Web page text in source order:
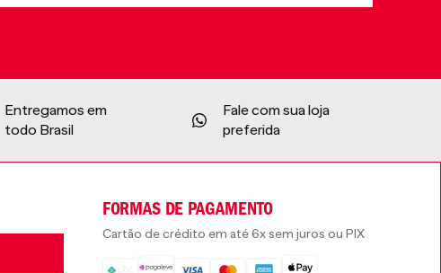
Entregamos em
todo Brasil
Fale com sua loja
preferida
FORMAS DE PAGAMENTO
Cartão de crédito em até 6x sem juros ou PIX